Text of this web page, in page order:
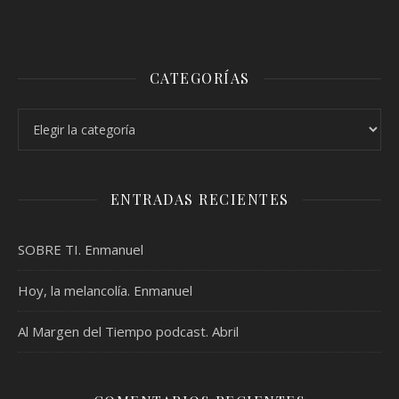
CATEGORÍAS
ENTRADAS RECIENTES
SOBRE TI. Enmanuel
Hoy, la melancolía. Enmanuel
Al Margen del Tiempo podcast. Abril